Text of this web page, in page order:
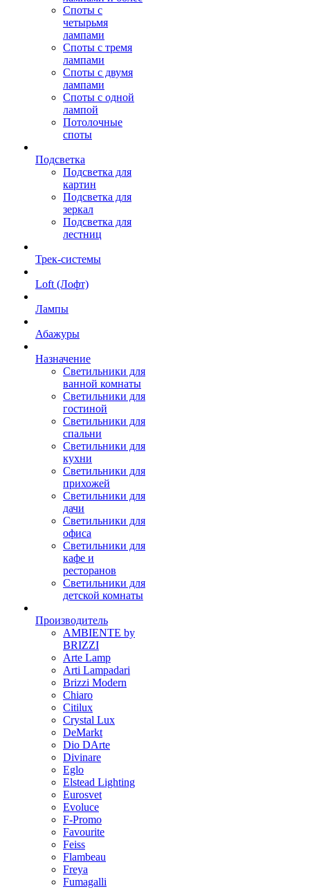
Споты с
четырьмя
лампами
Споты с тремя
лампами
Споты с двумя
лампами
Споты с одной
лампой
Потолочные
споты
Подсветка
Подсветка для
картин
Подсветка для
зеркал
Подсветка для
лестниц
Трек-системы
Loft (Лофт)
Лампы
Абажуры
Назначение
Светильники для
ванной комнаты
Светильники для
гостиной
Светильники для
спальни
Светильники для
кухни
Светильники для
прихожей
Светильники для
дачи
Светильники для
офиса
Светильники для
кафе и
ресторанов
Светильники для
детской комнаты
Производитель
AMBIENTE by
BRIZZI
Arte Lamp
Arti Lampadari
Brizzi Modern
Chiaro
Citilux
Crystal Lux
DeMarkt
Dio DArte
Divinare
Eglo
Elstead Lighting
Eurosvet
Evoluce
F-Promo
Favourite
Feiss
Flambeau
Freya
Fumagalli